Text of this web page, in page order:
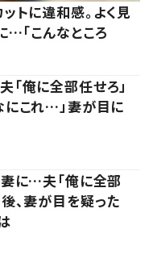
トに違和感。よく見
…「こんなところ
俺に全部任せろ」
にこれ…」妻が目に
妻に…夫「俺に全部
、妻が目を疑った